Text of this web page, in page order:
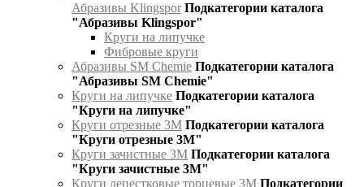
Абразивы Klingspor Подкатегории каталога
"Абразивы Klingspor"
Круги на липучке
Фибровые круги
Абразивы SM Chemie Подкатегории каталога
"Абразивы SM Chemie"
Круги на липучке Подкатегории каталога
"Круги на липучке"
Круги отрезные 3М Подкатегории каталога
"Круги отрезные 3М"
Круги зачистные 3М Подкатегории каталога
"Круги зачистные 3М"
Круги лепестковые торцевые 3М Подкатегории